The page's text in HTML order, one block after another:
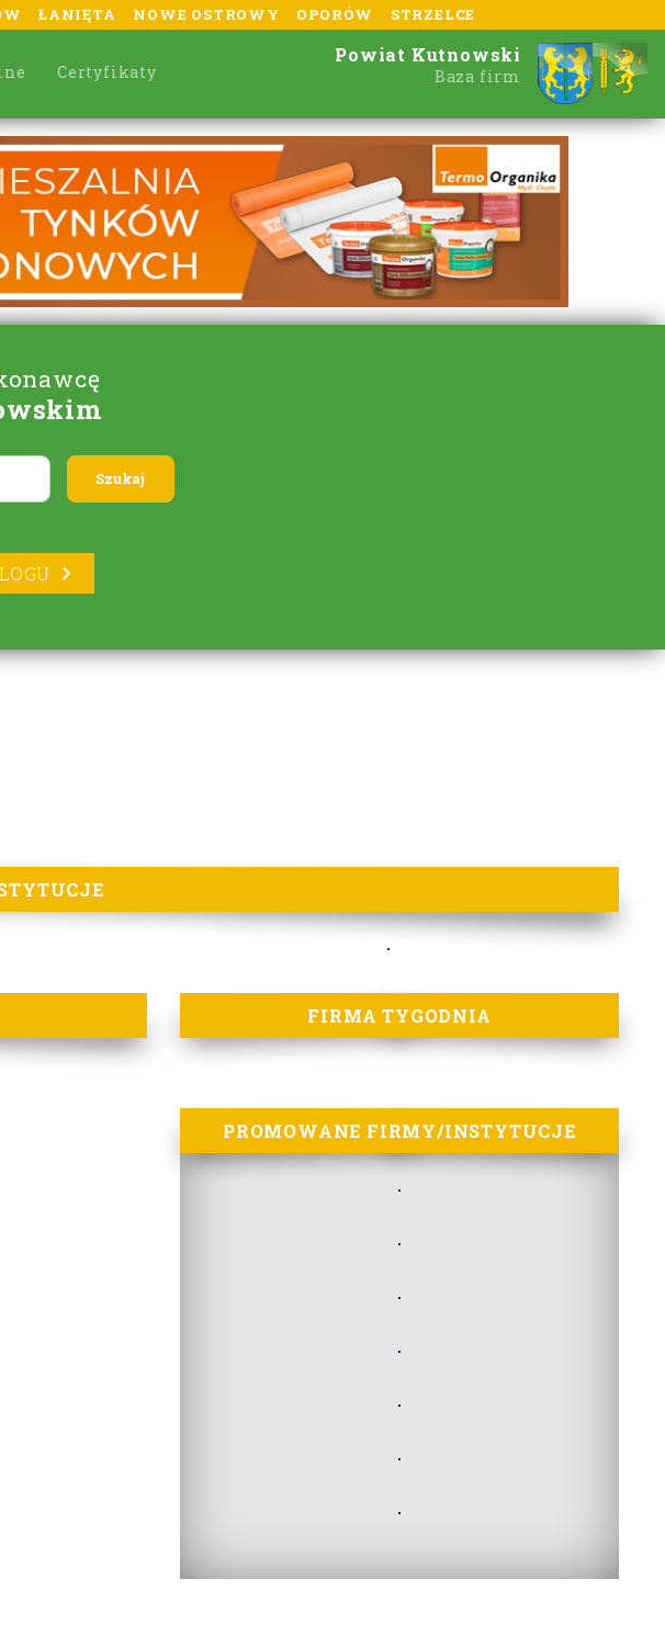
ŁANIĘTA NOWE OSTROWY OPORÓW STRZELCE
Certyfikaty
Powiat Kutnowski
Baza firm
FIRMA TYGODNIA
PROMOWANE FIRMY/INSTYTUCJE